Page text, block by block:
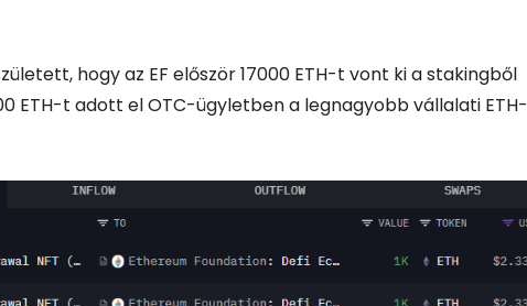
hogy az EF először 17000 ETH-t vont ki a stakingből
ETH-t adott el OTC-ügyletben a legnagyobb vállalati ETH-